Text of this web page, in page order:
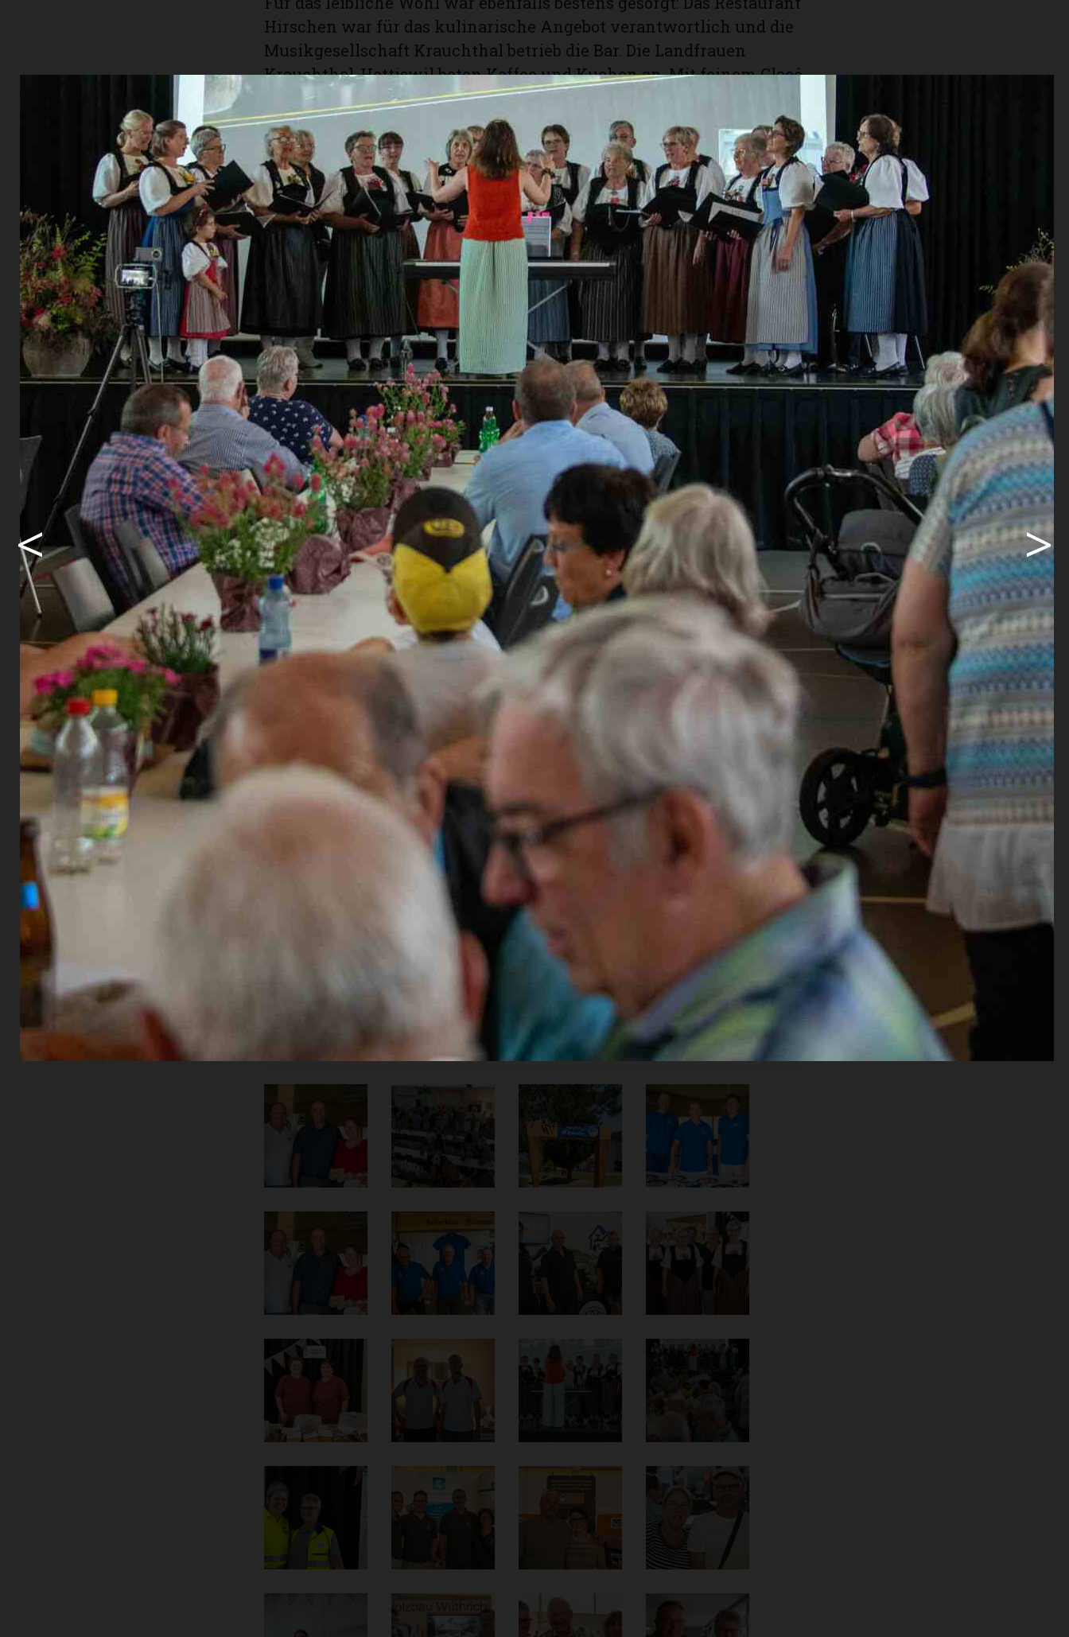
Hirschen war für das kulinarische Angebot verantwortlich und die
Musikgesellschaft Krauchthal betrieb die Bar. Die Landfrauen
Krauchthal-Hettiswil boten Kaffee und Kuchen an. Mit feinem Glacé
bot die Chäshütte Burgdorf eine willkommene Erfrischung in der
sommerlichen Hitze.
Buntes Rahmenprogramm
Der Schreinermeister und Unternehmer Thomas Iten führte
souverän durch das Programm. Der offizielle Teil begann um 13 Uhr
mit einer Ansprache von Ernst Kühni, Präsident Berner KMU und
Grossrat. In seiner Rede unterstrich er die Bedeutung des lokalen
Gewerbes für die wirtschaftliche Stärke der Region. Im Anschluss
sorgte die Musikgesellschaft Krauchthal für Unterhaltung. Um 15
Uhr formierte sich die Trachtengruppe Hettiswil in traditionellen
Berner Trachten auf der Bühne und bereicherte mit
stimmungsvollen Liedern das Programm. Die Trachtengruppe
Hettiswil bereitet sich bereits auf den Heimatabend vor, wie
Präsidentin Barbara Glauser verriet. Mit viel Engagement würden im
Moment das Programm und die Darbietungen einstudiert. Der
Heimatabend findet vom 6. bis 8. November 2026 in der
Mehrzweckanlage Rüedismatt statt und verspricht erneut einen
abwechslungsreichen Ablauf mit Musik, Tanz und gelebter
Tradition.
Ein weiterer Höhepunkt der Gewerbepräsentationwar das
Lehrlings-Podium um 16 Uhr, bei dem junge Berufsleute Einblicke in
ihre Ausbildung im lokalen Gewerbe gaben und Fragen
beantworteten. Um 17 Uhr zeigten die Tambouren der
Musikgesellschaft Krauchthal ihr Können, bevor am Abend der
Jodlerklub Hettiswil mit Jodelklängen den Schlusspunkt setzte.
Die Gewerbepräsentation bot nicht nur informative Einblicke,
sondern auch Raum für Begegnungen und Gespräche. In
entspannter Atmosphäre wurde das Zusammensein gepflegt und es
wurden neue Kontakte geknüpft und bestehende vertieft. Der
Anlass machte deutlich, wie wichtig solche Plattformen für den
Austausch zwischen Gewerbe, Vereinen und Bevölkerung sind.
Die Veranstaltung darf als voller Erfolg gewertet werden. Das Motto
«Chumm cho luege» wurde seinem Namen gerecht und lockte
zahlreiche Interessierte auch von weiter her an – ein gelungener
Anlass, der die Vielfalt und Stärke des Krauch­thaler Gewerbes
hervorragend präsentierte.
Text und Bilder: Petra Schmid
< >